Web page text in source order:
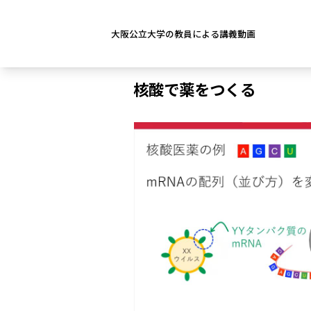
大阪公立大学の教員による講義動画
核酸で薬をつくる